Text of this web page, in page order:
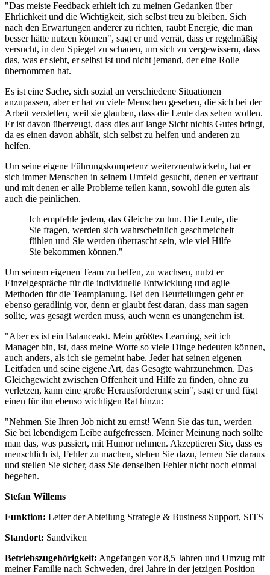
"Das meiste Feedback erhielt ich zu meinen Gedanken über
Ehrlichkeit und die Wichtigkeit, sich selbst treu zu bleiben. Sich
nach den Erwartungen anderer zu richten, raubt Energie, die man
besser hätte nutzen können", sagt er und verrät, dass er regelmäßig
versucht, in den Spiegel zu schauen, um sich zu vergewissern, dass
das, was er sieht, er selbst ist und nicht jemand, der eine Rolle
übernommen hat.
Es ist eine Sache, sich sozial an verschiedene Situationen
anzupassen, aber er hat zu viele Menschen gesehen, die sich bei der
Arbeit verstellen, weil sie glauben, dass die Leute das sehen wollen.
Er ist davon überzeugt, dass dies auf lange Sicht nichts Gutes bringt,
da es einen davon abhält, sich selbst zu helfen und anderen zu
helfen.
Um seine eigene Führungskompetenz weiterzuentwickeln, hat er
sich immer Menschen in seinem Umfeld gesucht, denen er vertraut
und mit denen er alle Probleme teilen kann, sowohl die guten als
auch die peinlichen.
Ich empfehle jedem, das Gleiche zu tun. Die Leute, die
Sie fragen, werden sich wahrscheinlich geschmeichelt
fühlen und Sie werden überrascht sein, wie viel Hilfe
Sie bekommen können."
Um seinem eigenen Team zu helfen, zu wachsen, nutzt er
Einzelgespräche für die individuelle Entwicklung und agile
Methoden für die Teamplanung. Bei den Beurteilungen geht er
ebenso geradlinig vor, denn er glaubt fest daran, dass man sagen
sollte, was gesagt werden muss, auch wenn es unangenehm ist.
"Aber es ist ein Balanceakt. Mein größtes Learning, seit ich
Manager bin, ist, dass meine Worte so viele Dinge bedeuten können,
auch anders, als ich sie gemeint habe. Jeder hat seinen eigenen
Leitfaden und seine eigene Art, das Gesagte wahrzunehmen. Das
Gleichgewicht zwischen Offenheit und Hilfe zu finden, ohne zu
verletzen, kann eine große Herausforderung sein", sagt er und fügt
einen für ihn ebenso wichtigen Rat hinzu:
"Nehmen Sie Ihren Job nicht zu ernst! Wenn Sie das tun, werden
Sie bei lebendigem Leibe aufgefressen. Meiner Meinung nach sollte
man das, was passiert, mit Humor nehmen. Akzeptieren Sie, dass es
menschlich ist, Fehler zu machen, stehen Sie dazu, lernen Sie daraus
und stellen Sie sicher, dass Sie denselben Fehler nicht noch einmal
begehen.
Stefan Willems
Funktion: Leiter der Abteilung Strategie & Business Support, SITS
Standort: Sandviken
Betriebszugehörigkeit: Angefangen vor 8,5 Jahren und Umzug mit
meiner Familie nach Schweden, drei Jahre in der jetzigen Position